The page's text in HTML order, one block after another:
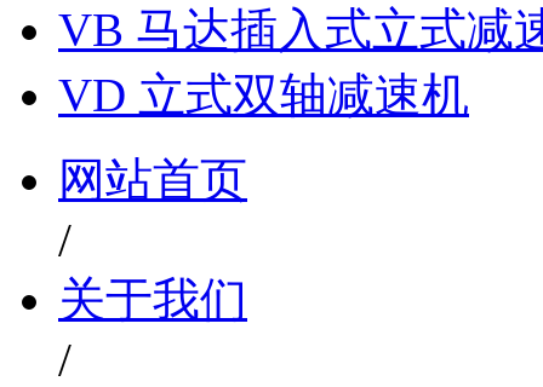
VB 马达插入式立式减
VD 立式双轴减速机
网站首页
/
关于我们
/